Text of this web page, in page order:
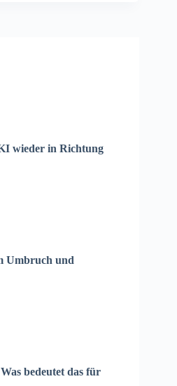
wieder in Richtung
Umbruch und
bedeutet das für